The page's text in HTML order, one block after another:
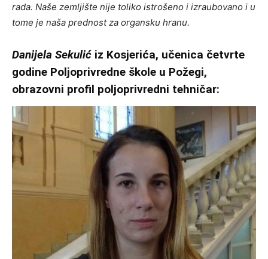
rada. Naše zemljište nije toliko istrošeno i izraubovano i u
tome je naša prednost za organsku hranu.
Danijela Sekulić iz Kosjerića, učenica četvrte
godine Poljoprivredne škole u Požegi,
obrazovni profil poljoprivredni tehničar: